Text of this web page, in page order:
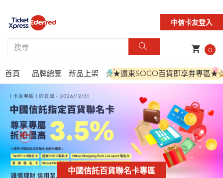
中信卡友登入
shopping_cart 0
首頁 品牌總覽 新品上架 ☆★遠東SOGO百貨即享券專區
中國信託百貨聯名卡專區